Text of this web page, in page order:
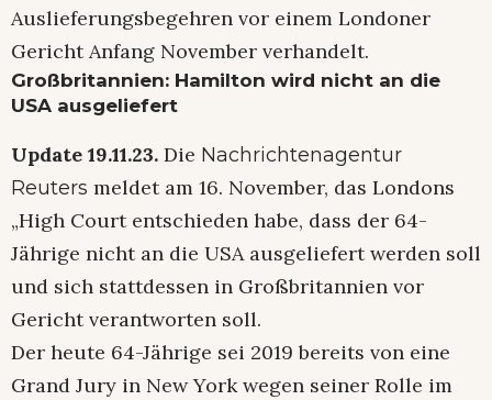
Auslieferungsbegehren vor einem Londoner
Gericht Anfang November verhandelt.
Großbritannien: Hamilton wird nicht an die
USA ausgeliefert
Update 19.11.23. Die Nachrichtenagentur
Reuters meldet am 16. November, das Londons
„High Court entschieden habe, dass der 64-
Jährige nicht an die USA ausgeliefert werden soll
und sich stattdessen in Großbritannien vor
Gericht verantworten soll.
Der heute 64-Jährige sei 2019 bereits von eine
Grand Jury in New York wegen seiner Rolle im